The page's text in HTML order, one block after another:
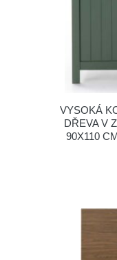
VYSOKÁ
DŘEVA V
90X110